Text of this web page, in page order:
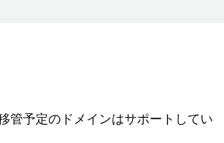
管予定のドメインはサポートしてい